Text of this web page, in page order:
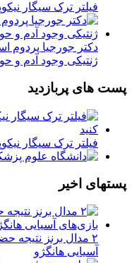
فیلتر ترک سیگار
دکتر جورجیا پردوم
ژنتیکی وجود آدم و
پست های پربازدید
فیلتر ترک سیگار
پستهای اخیر
آسیایی هانگژو